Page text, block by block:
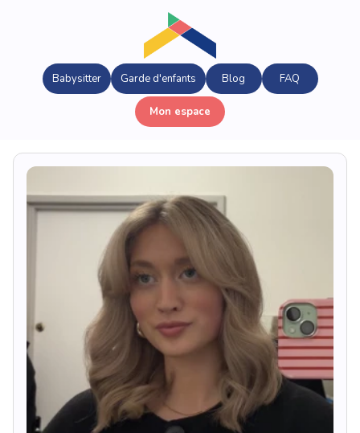
Babysitter Garde d'enfants Blog FAQ
Mon espace